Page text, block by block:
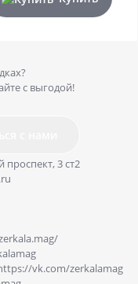
с выгодой!
3 ст2
vk.com/zerkalamag